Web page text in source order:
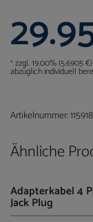
* zzgl. 19.00% (5.6905
abzüglich individuell
Artikelnummer:115918
Ähnliche
Adapterkabel 4
Jack Plug